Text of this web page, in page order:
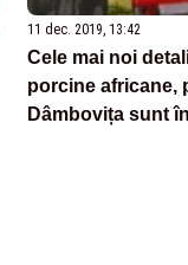
11 dec. 2019, 13:42
Cele mai noi
porcine africane,
Dâmbovița sunt